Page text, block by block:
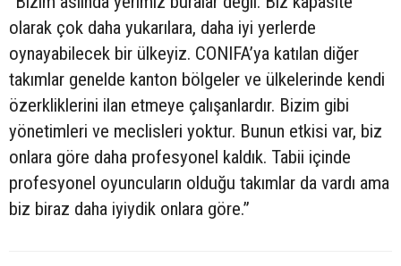
olarak çok daha yukarılara, daha iyi yerlerde
oynayabilecek bir ülkeyiz. CONIFA’ya katılan diğer
takımlar genelde kanton bölgeler ve ülkelerinde kendi
özerkliklerini ilan etmeye çalışanlardır. Bizim gibi
yönetimleri ve meclisleri yoktur. Bunun etkisi var, biz
onlara göre daha profesyonel kaldık. Tabii içinde
profesyonel oyuncuların olduğu takımlar da vardı ama
biz biraz daha iyiydik onlara göre.”